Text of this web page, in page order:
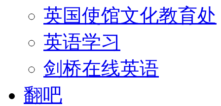
英国使馆文化教育处
英语学习
剑桥在线英语
翻吧